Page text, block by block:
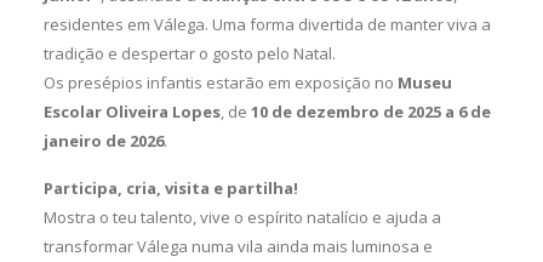
residentes em Válega. Uma forma divertida de manter viva a
tradição e despertar o gosto pelo Natal.
Os presépios infantis estarão em exposição no Museu
Escolar Oliveira Lopes, de 10 de dezembro de 2025 a 6 de
janeiro de 2026.
Participa, cria, visita e partilha!
Mostra o teu talento, vive o espírito natalício e ajuda a
transformar Válega numa vila ainda mais luminosa e